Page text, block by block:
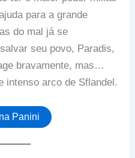
para a grande
do mal já se
seu povo, Paradis,
bravamente, mas…
intenso arco de Sflandel.
Panini